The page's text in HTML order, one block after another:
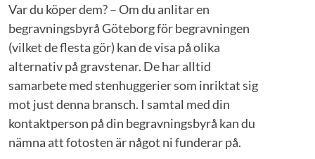
Var du köper dem? – Om du anlitar en
begravningsbyrå Göteborg för begravningen
(vilket de flesta gör) kan de visa på olika
alternativ på gravstenar. De har alltid
samarbete med stenhuggerier som inriktat sig
mot just denna bransch. I samtal med din
kontaktperson på din begravningsbyrå kan du
nämna att fotosten är något ni funderar på.